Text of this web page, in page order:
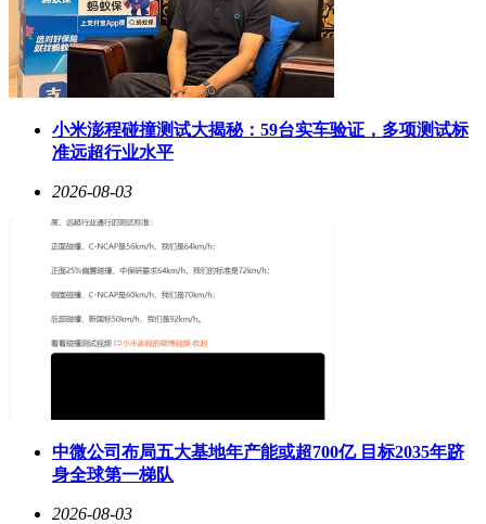
小米澎程碰撞测试大揭秘：59台实车验证，多项测试标
准远超行业水平
2026-08-03
中微公司布局五大基地年产能或超700亿 目标2035年跻
身全球第一梯队
2026-08-03